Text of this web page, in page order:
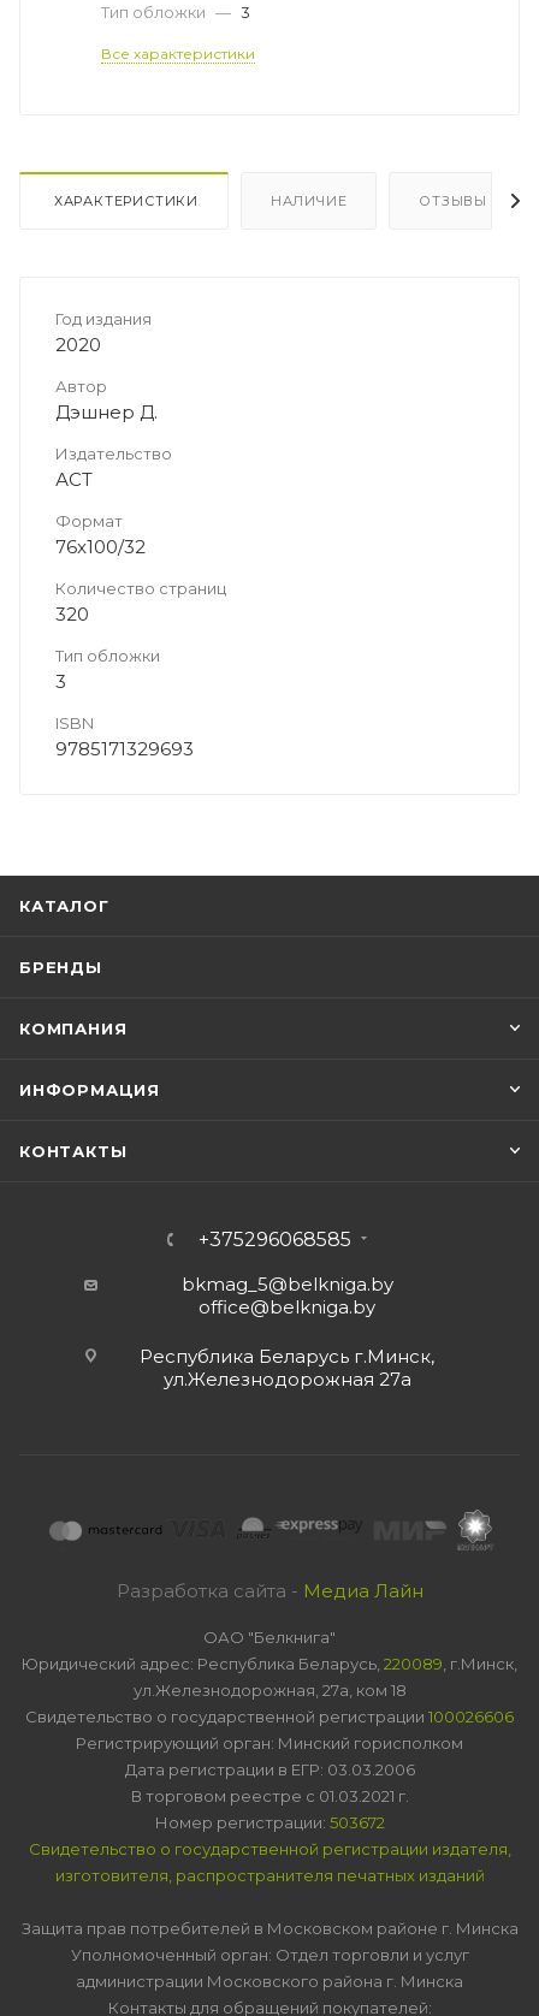
Тип обложки — 3
Все характеристики
ХАРАКТЕРИСТИКИ НАЛИЧИЕ ОТЗЫВЫ
Год издания
2020
Автор
Дэшнер Д.
Издательство
АСТ
Формат
76x100/32
Количество страниц
320
Тип обложки
3
ISBN
9785171329693
КАТАЛОГ
БРЕНДЫ
КОМПАНИЯ
ИНФОРМАЦИЯ
КОНТАКТЫ
+375296068585
bkmag_5@belkniga.by
office@belkniga.by
Республика Беларусь г.Минск,
ул.Железнодорожная 27а
Разработка сайта - Медиа Лайн
ОАО "Белкнига"
Юридический адрес: Республика Беларусь, 220089 , г.Минск,
ул.Железнодорожная, 27а, ком 18
Свидетельство о государственной регистрации 100026606
Регистрирующий орган: Минский горисполком
Дата регистрации в ЕГР: 03.03.2006
В торговом реестре с 01.03.2021 г.
Номер регистрации: 503672
Свидетельство о государственной регистрации издателя,
изготовителя, распространителя печатных изданий
Защита прав потребителей в Московском районе г. Минска
Уполномоченный орган: Отдел торговли и услуг
администрации Московского района г. Минска
Контакты для обращений покупателей: